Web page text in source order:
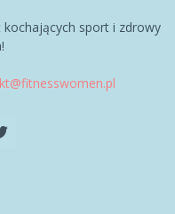
sport i zdrowy